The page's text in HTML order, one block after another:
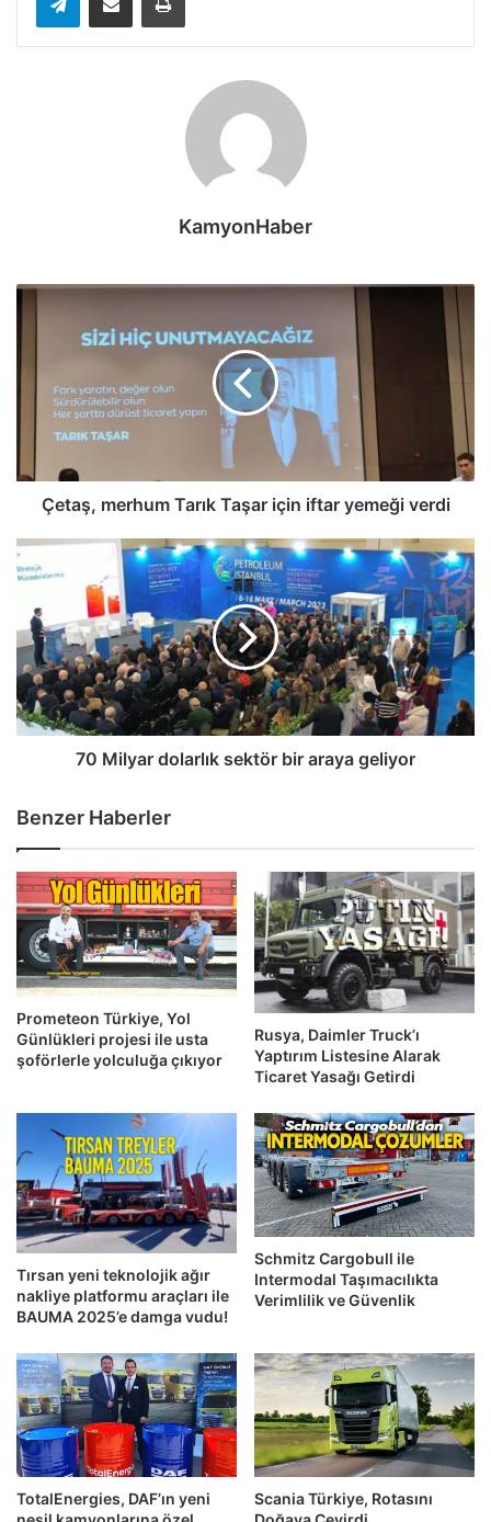
KamyonHaber
Çetaş,
yemeği
Çetaş, merhum Tarık Taşar için iftar yemeği verdi
70
Milyar
sektör
bir
araya
geliyor
70 Milyar dolarlık sektör bir araya geliyor
Benzer Haberler
Prometeon Türkiye, Yol
Günlükleri projesi ile usta
şoförlerle yolculuğa çıkıyor
Rusya, Daimler Truck’ı
Yaptırım Listesine Alarak
Ticaret Yasağı Getirdi
Tırsan yeni teknolojik ağır
nakliye platformu araçları ile
BAUMA 2025’e damga vudu!
Schmitz Cargobull ile
Intermodal Taşımacılıkta
Verimlilik ve Güvenlik
TotalEnergies, DAF’ın yeni
Scania Türkiye, Rotasını